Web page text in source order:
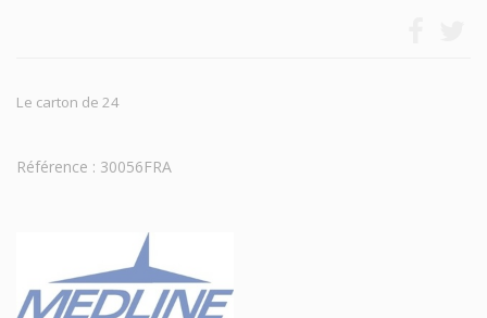
Le carton de 24
Référence : 30056FRA